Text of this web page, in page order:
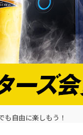
自由に楽しもう！